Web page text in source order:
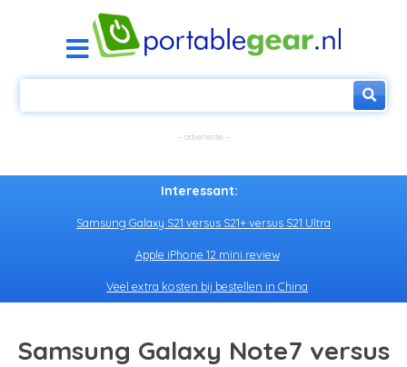
Interessant:
Samsung Galaxy S21 versus S21+ versus S21 Ultra
Apple iPhone 12 mini review
Veel extra kosten bij bestellen in China
Samsung Galaxy Note7 versus